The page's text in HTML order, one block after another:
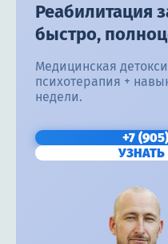
Реабилитация
быстро,
Медицинская
психотерапия +
недели.
+7